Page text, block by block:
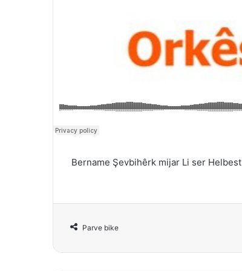
Bername Şevbihêrk mijar Li ser Helbest
Parve bike